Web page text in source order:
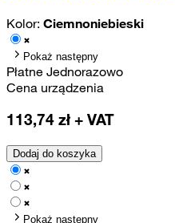
Kolor: Ciemnoniebieski
Pokaż następny
Płatne Jednorazowo
Cena urządzenia
113,74 zł + VAT
Dodaj do koszyka
Pokaż następny